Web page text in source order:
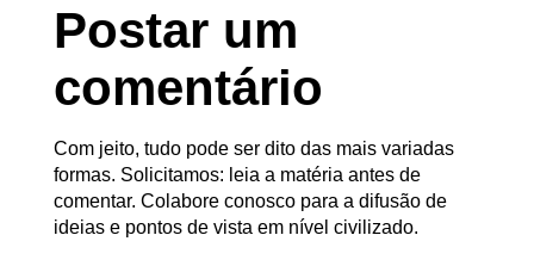
Postar um
comentário
Com jeito, tudo pode ser dito das mais variadas
formas. Solicitamos: leia a matéria antes de
comentar. Colabore conosco para a difusão de
ideias e pontos de vista em nível civilizado.